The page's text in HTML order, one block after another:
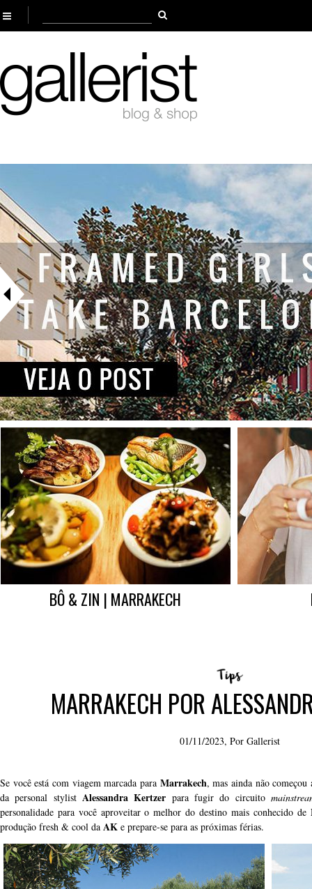
BÔ & ZIN | MARRAKECH
MARRAKECH POR
01/11/2023, Por Gallerist
Se você está com viagem marcada para Marrakech, mas ainda não
da personal stylist Alessandra Kertzer para fugir do circuito
personalidade para você aproveitar o melhor do destino mais conhecido de
produção fresh & cool da AK e prepare-se para as próximas férias.